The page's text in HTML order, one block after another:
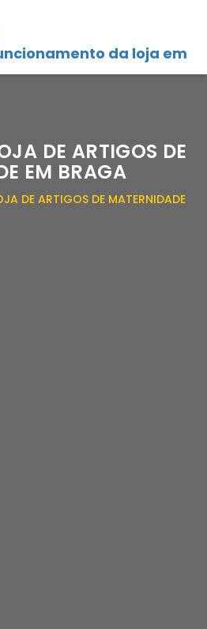
da loja em
DE ARTIGOS DE
EM BRAGA
DE ARTIGOS DE MATERNIDADE